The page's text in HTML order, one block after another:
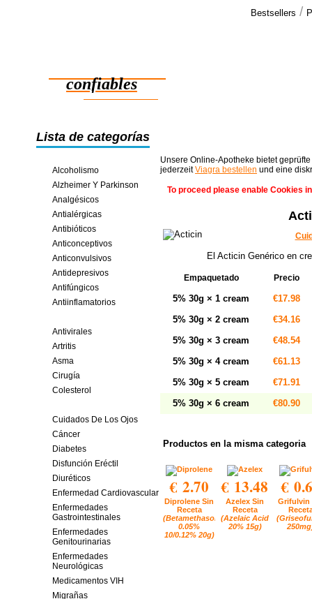
Bestsellers /
confiables
ahorros en línea
Lista de categorías
Alcoholismo
Alzheimer Y Parkinson
Analgésicos
Antialérgicas
Antibióticos
Anticonceptivos
Anticonvulsivos
Antidepresivos
Antifúngicos
Antiinflamatorios
Antivirales
Artritis
Asma
Cirugía
Colesterol
Cuidados De Los Ojos
Cáncer
Diabetes
Disfunción Eréctil
Diuréticos
Enfermedad Cardiovascular
Enfermedades
Gastrointestinales
Enfermedades
Genitourinarias
Enfermedades
Neurológicas
Medicamentos VIH
Migrañas
Unsere Online-Apotheke bietet
jederzeitViagra bestellen und eine
To proceed please enable Cookies
El Acticin Genérico en
Empaquetado Precio
5% 30g × 1 cream
€17.98
5% 30g × 2 cream
€34.16
5% 30g × 3 cream
€48.54
5% 30g × 4 cream
€61.13
5% 30g × 5 cream
€71.91
5% 30g × 6 cream
€80.90
Productos en la misma categoria
€ 2.70
Diprolene Sin
Receta
(Betamethasone
0.05%
10/0.12% 20g)
€ 13.48
Azelex Sin
Receta
(Azelaic Acid
20% 15g)
€
Grifulvin